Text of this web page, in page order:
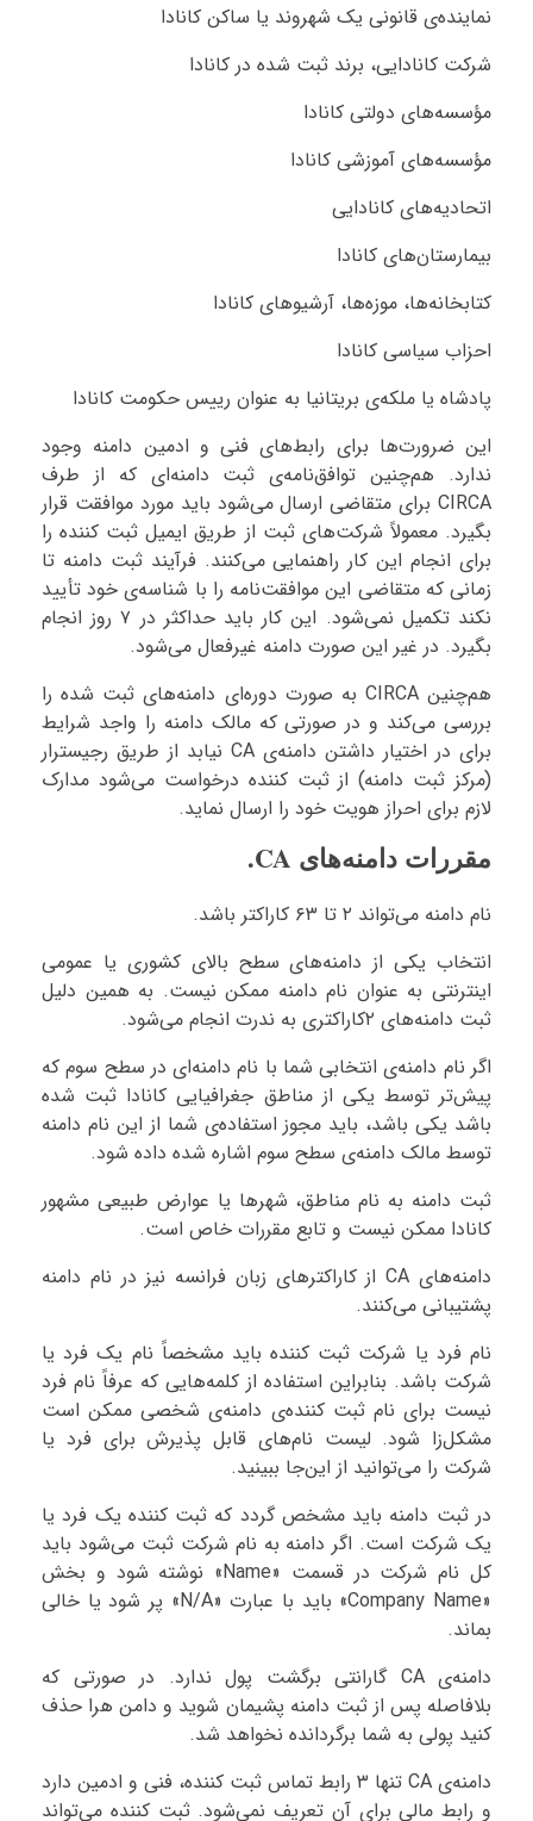
نماینده‌ی قانونی یک شهروند یا ساکن کانادا
شرکت کانادایی، برند ثبت شده در کانادا
مؤسسه‌های دولتی کانادا
مؤسسه‌های آموزشی کانادا
اتحادیه‌های کانادایی
بیمارستان‌های کانادا
کتابخانه‌ها، موزه‌ها، آرشیوهای کانادا
احزاب سیاسی کانادا
پادشاه یا ملکه‌ی بریتانیا به عنوان رییس حکومت کانادا
این ضرورت‌ها برای رابط‌های فنی و ادمین دامنه وجود
ندارد. هم‌چنین توافق‌نامه‌ی ثبت دامنه‌ای که از طرف
CIRCA برای متقاضی ارسال می‌شود باید مورد موافقت قرار
بگیرد. معمولاً شرکت‌های ثبت از طریق ایمیل ثبت کننده را
برای انجام این کار راهنمایی می‌کنند. فرآیند ثبت دامنه تا
زمانی که متقاضی این موافقت‌نامه را با شناسه‌ی خود تأیید
نکند تکمیل نمی‌شود. این کار باید حداکثر در ۷ روز انجام
بگیرد. در غیر این صورت دامنه غیرفعال می‌شود.
هم‌چنین CIRCA به صورت دوره‌ای دامنه‌های ثبت شده را
بررسی می‌کند و در صورتی که مالک دامنه را واجد شرایط
برای در اختیار داشتن دامنه‌ی CA نیابد از طریق رجیسترار
(مرکز ثبت دامنه) از ثبت کننده درخواست می‌شود مدارک
لازم برای احراز هویت خود را ارسال نماید.
مقررات دامنه‌های CA.
نام دامنه می‌تواند ۲ تا ۶۳ کاراکتر باشد.
انتخاب یکی از دامنه‌های سطح بالای کشوری یا عمومی
اینترنتی به عنوان نام دامنه ممکن نیست. به همین دلیل
ثبت دامنه‌های ۲کاراکتری به ندرت انجام می‌شود.
اگر نام دامنه‌ی انتخابی شما با نام دامنه‌ای در سطح سوم که
پیش‌تر توسط یکی از مناطق جغرافیایی کانادا ثبت شده
باشد یکی باشد، باید مجوز استفاده‌ی شما از این نام دامنه
توسط مالک دامنه‌‌ی سطح سوم اشاره شده داده شود.
ثبت دامنه به نام مناطق، شهرها یا عوارض طبیعی مشهور
کانادا ممکن نیست و تابع مقررات خاص است.
دامنه‌های CA از کاراکترهای زبان فرانسه نیز در نام دامنه
پشتیبانی می‌کنند.
نام فرد یا شرکت ثبت کننده باید مشخصاً نام یک فرد یا
شرکت باشد. بنابراین استفاده از کلمه‌هایی که عرفاً نام فرد
نیست برای نام ثبت کننده‌ی دامنه‌ی شخصی ممکن است
مشکل‌زا شود. لیست نام‌های قابل پذیرش برای فرد یا
شرکت را می‌توانید از این‌جا ببینید.
در ثبت دامنه باید مشخص گردد که ثبت کننده یک فرد یا
یک شرکت است. اگر دامنه به نام شرکت ثبت می‌شود باید
کل نام شرکت در قسمت «Name» نوشته شود و بخش
«Company Name» باید با عبارت «N/A» پر شود یا خالی
بماند.
دامنه‌ی CA گارانتی برگشت پول ندارد. در صورتی که
بلافاصله پس از ثبت دامنه پشیمان شوید و دامن هرا حذف
کنید پولی به شما برگردانده نخواهد شد.
دامنه‌ی CA تنها ۳ رابط تماس ثبت کننده، فنی و ادمین دارد
و رابط مالی برای آن تعریف نمی‌شود. ثبت کننده می‌تواند